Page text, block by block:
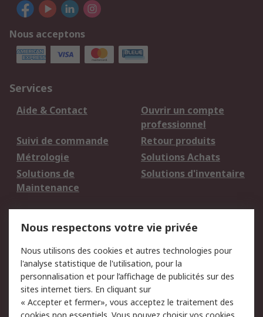
Nous acceptons
Services
Aide & Contact
Ouvrir un compte
professionnel
Suivi de commande
Retour produits
Métrologie
Solutions Achats
Solutions de
Maintenance
Solutions d'inventaire
du site
Politique de protection
des données - Mise à
jour
Sécurité des E-mails
Conditions générales Politique anti-
Nous respectons votre vie privée
Nous utilisons des cookies et autres technologies pour
l'analyse statistique de l'utilisation, pour la
personnalisation et pour l’affichage de publicités sur des
sites internet tiers. En cliquant sur
« Accepter et fermer», vous acceptez le traitement des